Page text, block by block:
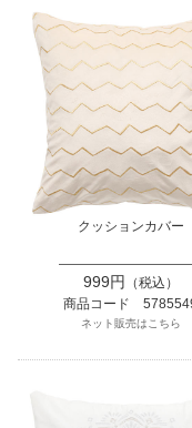
クッションカバー
999円
（税込）
商品コード
ネット販売はこちら